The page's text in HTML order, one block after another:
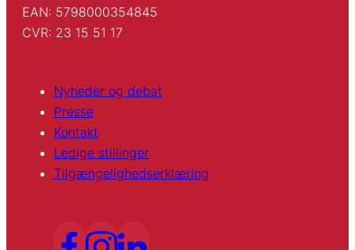
EAN: 5798000354845
CVR: 23 15 51 17
Nyheder og debat
Presse
Kontakt
Ledige stillinger
Tilgængelighedserklæring